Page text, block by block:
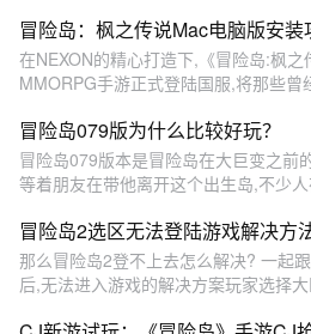
冒险岛：枫之传说Mac电脑版安装
在NEXON的精心打造下,《冒险岛:枫
MMORPG手游正式登陆国服,将那些曾
冒险岛079版为什么比较好玩？
冒险岛079版本是冒险岛在大巨变之前
等着朋友在带他离开这个出生岛,不少
冒险岛2选区无法登陆游戏解决方
那么冒险岛2登不上去怎么解决? 一起
后,无法进入游戏的解决方案玩家选择